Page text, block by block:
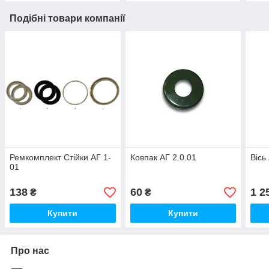
Подібні товари компанії
Ремкомплект Стійки АГ 1-
01
138 ₴
Купити
Ковпак АГ 2.0.01
60₴
Купити
1
Про нас